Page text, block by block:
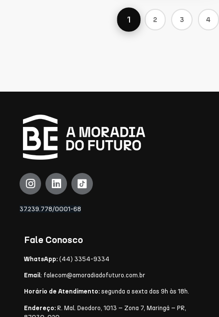
1 2 3 4
37.239.778/0001-68
Fale Conosco
WhatsApp: (44) 3354-9334
Email: falecom@amoradiadofuturo.com.br
Horário de Atendimento: segunda a sexta das 9h às 18h.
Endereço: R. Mal. Deodoro, 1013 – Zona 7, Maringá – PR,